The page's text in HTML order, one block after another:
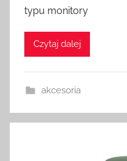
typu monitory
Czytaj dalej
akcesoria